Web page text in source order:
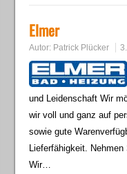
Elmer
Autor: Patrick Plücker
und Leidenschaft Wir
wir voll und ganz auf
sowie gute
Lieferfähigkeit.
Wir…